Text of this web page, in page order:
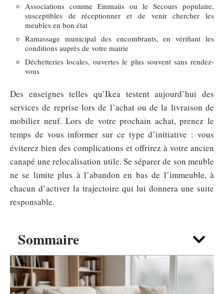
Sommaire
Associations comme Emmaüs ou le Secours populaire,
susceptibles de réceptionner et de venir chercher les
meubles en bon état
Ramassage municipal des encombrants, en vérifiant les
conditions auprès de votre mairie
Déchetteries locales, ouvertes le plus souvent sans rendez-
vous
Des enseignes telles qu’Ikea testent aujourd’hui des
services de reprise lors de l’achat ou de la livraison de
mobilier neuf. Lors de votre prochain achat, prenez le
temps de vous informer sur ce type d’initiative : vous
éviterez bien des complications et offrirez à votre ancien
canapé une relocalisation utile. Se séparer de son meuble
ne se limite plus à l’abandon en bas de l’immeuble, à
chacun d’activer la trajectoire qui lui donnera une suite
responsable.